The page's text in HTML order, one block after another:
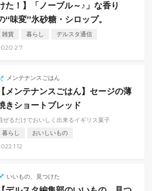
た！】「ノーブル～♪」な香り
“味変”氷砂糖・シロップ。
雑貨 暮らし
デルスタ通信
メンテナンスごはん
【メンテナンスごはん】セージの薄
きショートブレッド
ぜるだけでおいしく出来るイギリス菓子
暮らし
おいしいもの
いいもの、見つけた